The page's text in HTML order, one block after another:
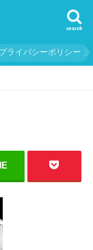
search
プライバシーポリシー